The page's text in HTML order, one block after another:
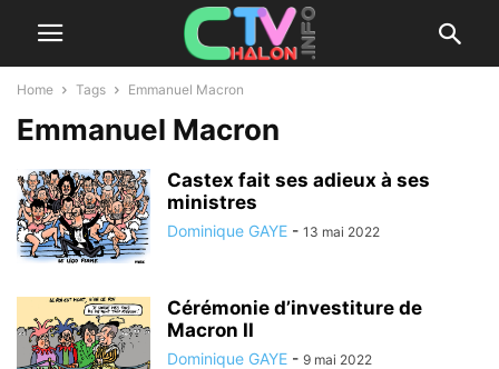
Home Tags Emmanuel Macron
Emmanuel Macron
Castex fait ses adieux à ses
ministres
Dominique GAYE - 13 mai 2022
Cérémonie d’investiture de
Macron II
Dominique GAYE - 9 mai 2022